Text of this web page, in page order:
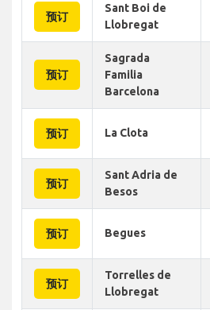
预订
Sant Boi de
Llobregat
预订
Sagrada
Familia
Barcelona
预订 La Clota
预订
Sant Adria de
Besos
预订 Begues
预订
Torrelles de
Llobregat